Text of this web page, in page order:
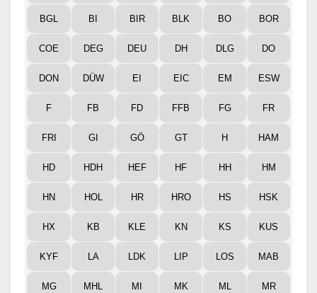
BGL BI BIR BLK BO BOR
COE DEG DEU DH DLG DO
DON DÜW EI EIC EM ESW
F FB FD FFB FG FR
FRI GI GÖ GT H HAM
HD HDH HEF HF HH HM
HN HOL HR HRO HS HSK
HX KB KLE KN KS KUS
KYF LA LDK LIP LOS MAB
MG MHL MI MK ML MR